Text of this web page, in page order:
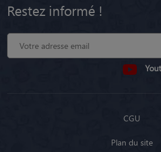
Restez informé !
CGU
Plan du site